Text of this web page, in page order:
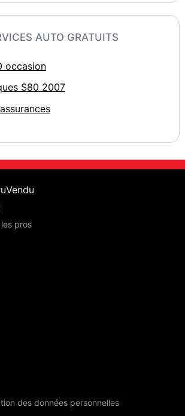
AUTO GRATUITS
occasion
S80 2007
pros
des données personnelles